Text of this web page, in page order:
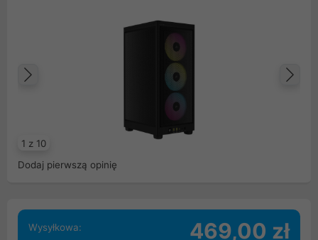
1 z 10
Dodaj pierwszą opinię
Wysyłkowa: 469,00 zł